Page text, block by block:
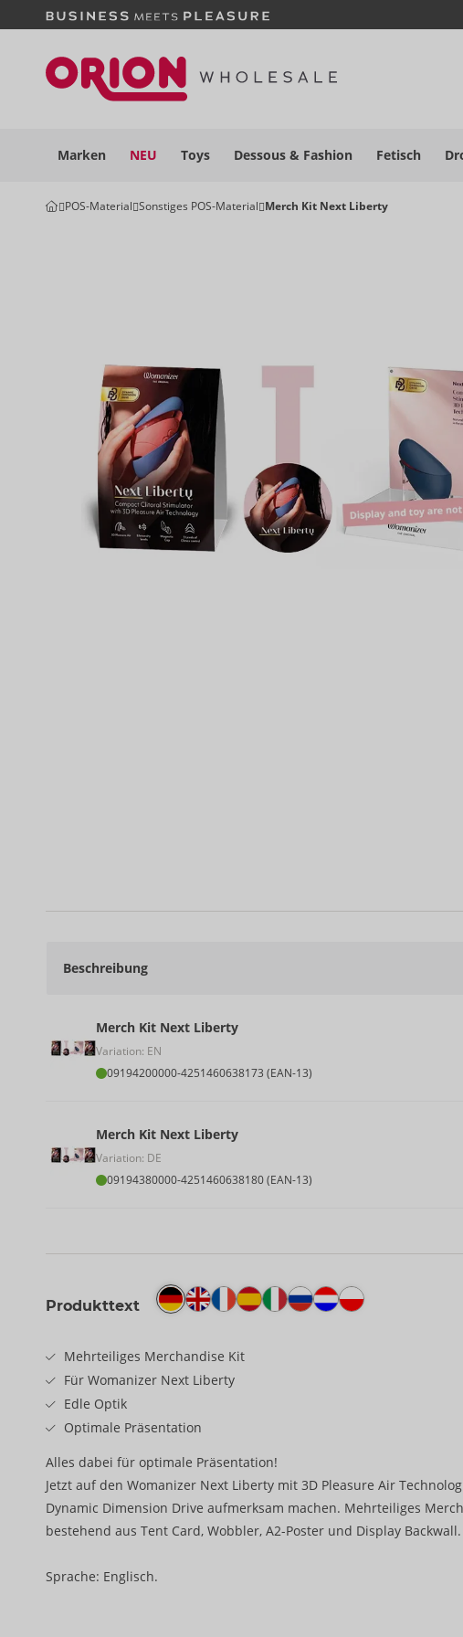
Marken NEU Toys Dessous & Fashion Fetisch
POS-Material Sonstiges POS-Material Merch Kit Next Liberty
Beschreibung
Merch Kit Next Liberty
Variation: EN
09194200000-4251460638173 (EAN-13)
Merch Kit Next Liberty
Variation: DE
09194380000-4251460638180 (EAN-13)
Produkttext
Mehrteiliges Merchandise Kit
Für Womanizer Next Liberty
Edle Optik
Optimale Präsentation
Alles dabei für optimale Präsentation!
Jetzt auf den Womanizer Next Liberty mit 3D Pleasure Air
Dynamic Dimension Drive aufmerksam machen. Mehrteiliges
bestehend aus Tent Card, Wobbler, A2-Poster und Display Backwall.
Sprache: Englisch.